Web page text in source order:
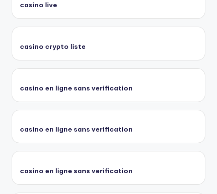
casino live
casino crypto liste
casino en ligne sans verification
casino en ligne sans verification
casino en ligne sans verification